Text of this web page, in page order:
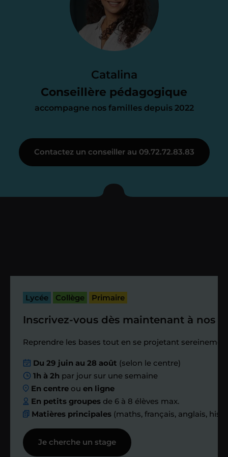
Catalina
Conseillère pédagogique
accompagne nos familles depuis 2022
proposition
d’accompagnement
parfait. À partir de maintenant nous
nous occupons de tout.
Je vous présente votre
enseignant sous 72
passé.
Étape 4
Nous planifions
ensemble des
échanges réguliers
Afin de suivre le travail et les progrès
réalisés, votre enseignant et moi-
Contactez un conseiller au 09.72.72.83.83
Lycée Collège Primaire
Inscrivez-vous dès maintenant à nos
Reprendre les bases tout en se projetant
Du 29 juin au 28 août (selon le centre)
1h à 2h par jour sur une semaine
En centre ouen ligne
En petits groupes de 6 à 8 élèves max.
Matières principales (maths, français, anglais,
Je cherche un stage